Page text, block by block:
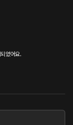
었어요.